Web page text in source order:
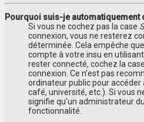
Pourquoi suis-je automatiquement
Si vous ne cochez pas la case
connexion, vous ne resterez
déterminée. Cela empêche
compte à votre insu en
rester connecté, cochez la case
connexion. Ce n’est pas
ordinateur public pour
café, université, etc.). Si vous
signifie qu’un administrateur
fonctionnalité.